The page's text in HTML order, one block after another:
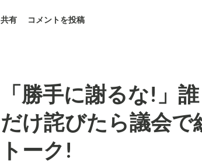
共有 コメントを投稿
「勝手に謝るな!」
だけ詫びたら議会で
トーク!